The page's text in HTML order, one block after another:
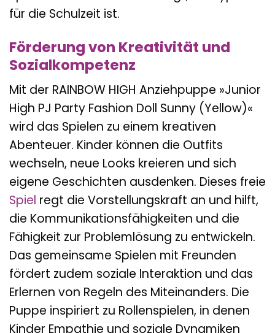
für die Schulzeit ist.
Förderung von Kreativität und
Sozialkompetenz
Mit der RAINBOW HIGH Anziehpuppe »Junior
High PJ Party Fashion Doll Sunny (Yellow)«
wird das Spielen zu einem kreativen
Abenteuer. Kinder können die Outfits
wechseln, neue Looks kreieren und sich
eigene Geschichten ausdenken. Dieses freie
Spiel regt die Vorstellungskraft an und hilft,
die Kommunikationsfähigkeiten und die
Fähigkeit zur Problemlösung zu entwickeln.
Das gemeinsame Spielen mit Freunden
fördert zudem soziale Interaktion und das
Erlernen von Regeln des Miteinanders. Die
Puppe inspiriert zu Rollenspielen, in denen
Kinder Empathie und soziale Dynamiken